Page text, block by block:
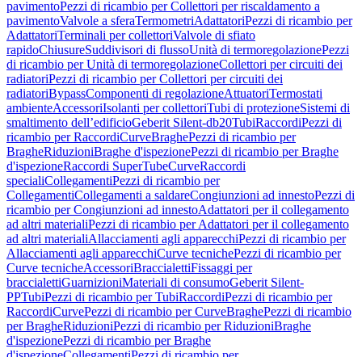
pavimentoPezzi di ricambio per Collettori per riscaldamento a
pavimentoValvole a sferaTermometriAdattatoriPezzi di ricambio per
AdattatoriTerminali per collettoriValvole di sfiato
rapidoChiusureSuddivisori di flussoUnità di termoregolazionePezzi
di ricambio per Unità di termoregolazioneCollettori per circuiti dei
radiatoriPezzi di ricambio per Collettori per circuiti dei
radiatoriBypassComponenti di regolazioneAttuatoriTermostati
ambienteAccessoriIsolanti per collettoriTubi di protezioneSistemi di
smaltimento dell’edificioGeberit Silent-db20TubiRaccordiPezzi di
ricambio per RaccordiCurveBraghePezzi di ricambio per
BragheRiduzioniBraghe d'ispezionePezzi di ricambio per Braghe
d'ispezioneRaccordi SuperTubeCurveRaccordi
specialiCollegamentiPezzi di ricambio per
CollegamentiCollegamenti a saldareCongiunzioni ad innestoPezzi di
ricambio per Congiunzioni ad innestoAdattatori per il collegamento
ad altri materialiPezzi di ricambio per Adattatori per il collegamento
ad altri materialiAllacciamenti agli apparecchiPezzi di ricambio per
Allacciamenti agli apparecchiCurve tecnichePezzi di ricambio per
Curve tecnicheAccessoriBraccialettiFissaggi per
braccialettiGuarnizioniMateriali di consumoGeberit Silent-
PPTubiPezzi di ricambio per TubiRaccordiPezzi di ricambio per
RaccordiCurvePezzi di ricambio per CurveBraghePezzi di ricambio
per BragheRiduzioniPezzi di ricambio per RiduzioniBraghe
d'ispezionePezzi di ricambio per Braghe